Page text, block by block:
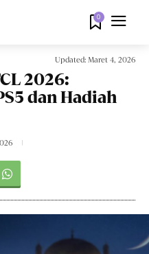
0
Updated: Maret 4, 2026
2026:
dan Hadiah